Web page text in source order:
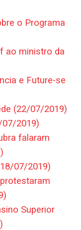
o Programa
ao ministro da
e Future-se
(22/07/2019)
07/2019)
falaram
07/2019)
Superior